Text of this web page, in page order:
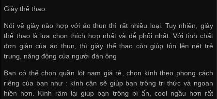
Giày thể thao:
Nói về giày nào hợp với áo thun thì rất nhiều loại. Tuy nhiên, giày
thể thao là lựa chọn thích hợp nhất và dễ phối nhất. Với tính chất
đơn giản của áo thun, thì giày thể thao còn giúp tôn lên nét trẻ
trung, năng động của người đàn ông
Bạn có thể chọn quần lót nam giá rẻ, chọn kính theo phong cách
riêng của bạn như : kính cận sẽ giúp bạn trông tri thức và ngoan
hiền hơn. Kính râm lại giúp bạn trông bí ẩn, cool ngầu hơn rất